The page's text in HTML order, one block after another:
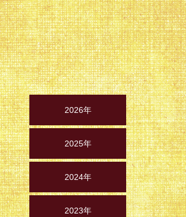
2026年
2025年
2024年
2023年